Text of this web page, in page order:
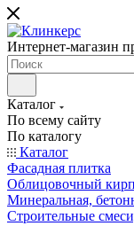
Интернет-магазин
Каталог
По всему сайту
По каталогу
Каталог
Фасадная плитка
Облицовочный
Минеральная,
Строительные